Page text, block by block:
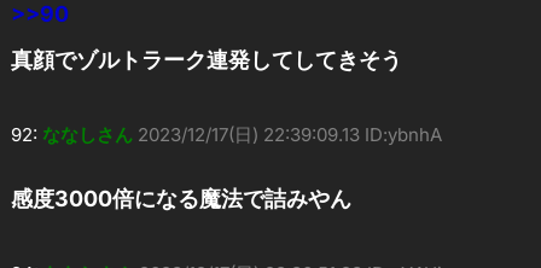
>>90
真顔でゾルトラーク連発してしてきそう
92: ななしさん 2023/12/17(日) 22:39:09.13 ID:ybnhA
感度3000倍になる魔法で詰みやん